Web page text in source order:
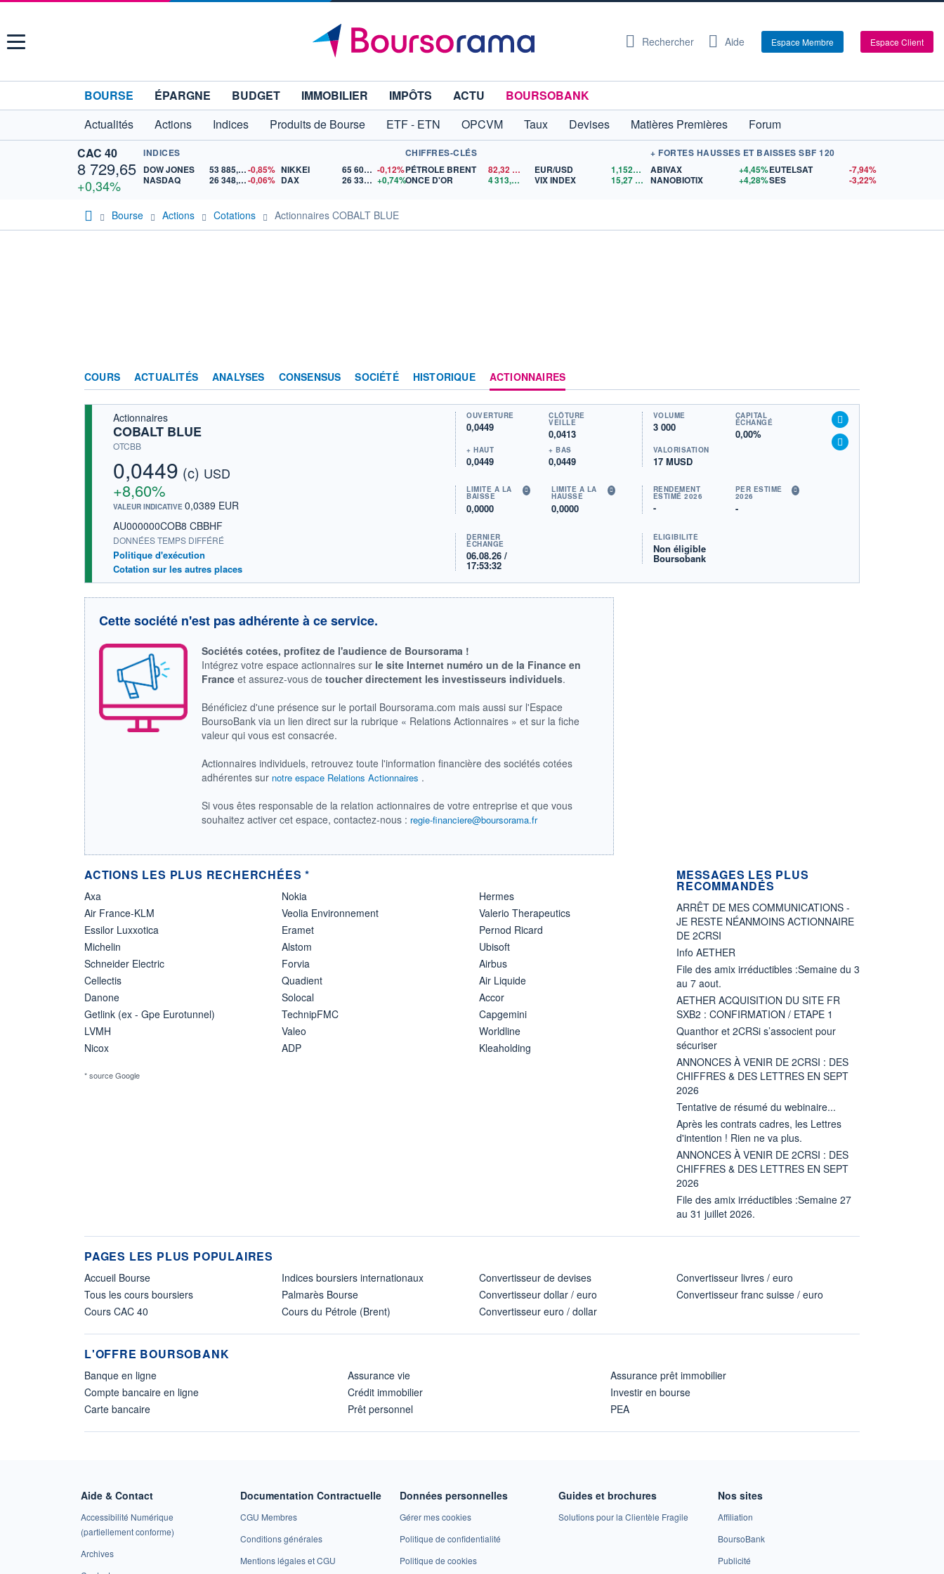
Menu Rechercher Aide Espace Membre Espace Client
BOURSE ÉPARGNE BUDGET IMMOBILIER IMPÔTS ACTU
BOURSOBANK
Actualités
Actions Indices Produits de Bourse ETF - ETN OPCVM Taux Devises Matières Premières
Forum
CAC 40
8 729,65
+0,34%
INDICES
DOW JONES
53 885,10-0,85%
NASDAQ
26 348,35-0,06%
NIKKEI 65 606,71 -0,12%
DAX
26 332,50 +0,74%
CHIFFRES-CLÉS
PÉTROLE BRENT
82,32
ONCE D'OR
4 313,66 $US
EUR/USD 1,1528$US
VIX INDEX
15,27$US
+ FORTES HAUSSES ET BAISSES SBF 120
ABIVAX
+4,45%
NANOBIOTIX
+4,28%
EUTELSAT
-7,94%
SES
-3,22%
Bourse Actions Cotations Actionnaires COBALT BLUE
COURS ACTUALITÉS ANALYSES CONSENSUS SOCIÉTÉ HISTORIQUE ACTIONNAIRES
Actionnaires
COBALT BLUE
OTCBB
0,0449 (c) USD
+8,60%
VALEUR INDICATIVE 0,0389 EUR
AU000000COB8 CBBHF
DONNÉES TEMPS DIFFÉRÉ
Politique d'exécution
Cotation sur les autres places
OUVERTURE
0,0449
CLÔTURE
VEILLE
0,0413
+ HAUT
0,0449
+ BAS
0,0449
VOLUME
3 000
CAPITAL
ÉCHANGÉ
0,00%
VALORISATION
17 MUSD
LIMITE À LA
BAISSE
0,0000
LIMITE À LA
HAUSSE
0,0000
RENDEMENT
ESTIMÉ 2026
-
PER ESTIMÉ
2026
-
DERNIER
ÉCHANGE
06.08.26 /
17:53:32
ÉLIGIBILITÉ
Non éligible
Boursobank
Cette société n'est pas adhérente à ce service.
Sociétés cotées, profitez de l'audience de Boursorama !
Intégrez votre espace actionnaires sur le site Internet numéro un de la Finance en
France et assurez-vous detoucher directement les investisseurs individuels.
Bénéficiez d'une présence sur le portail Boursorama.com mais aussi sur l'Espace
BoursoBank via un lien direct sur la rubrique « Relations Actionnaires » et sur la fiche
valeur qui vous est consacrée.
Actionnaires individuels, retrouvez toute l'information financière des sociétés cotées
adhérentes sur notre espace Relations Actionnaires .
Si vous êtes responsable de la relation actionnaires de votre entreprise et que vous
souhaitez activer cet espace, contactez-nous : regie-financiere@boursorama.fr
ACTIONS LES PLUS RECHERCHÉES *
Axa
Air France-KLM
Essilor Luxxotica
Michelin
Schneider Electric
Cellectis
Danone
Getlink (ex - Gpe Eurotunnel)
LVMH
Nicox
Nokia
Veolia Environnement
Eramet
Alstom
Forvia
Quadient
Solocal
TechnipFMC
Valeo
ADP
Hermes
Valerio Therapeutics
Pernod Ricard
Ubisoft
Airbus
Air Liquide
Accor
Capgemini
Worldline
Kleaholding
* source Google
MESSAGES LES PLUS
RECOMMANDÉS
ARRÊT DE MES COMMUNICATIONS -
JE RESTE NÉANMOINS ACTIONNAIRE
DE 2CRSI
Info AETHER
File des amix irréductibles :Semaine du 3
au 7 aout.
AETHER ACQUISITION DU SITE FR
SXB2 : CONFIRMATION / ETAPE 1
Quanthor et 2CRSi s’associent pour
sécuriser
ANNONCES À VENIR DE 2CRSI : DES
CHIFFRES & DES LETTRES EN SEPT
2026
Tentative de résumé du webinaire...
Après les contrats cadres, les Lettres
d'intention ! Rien ne va plus.
ANNONCES À VENIR DE 2CRSI : DES
CHIFFRES & DES LETTRES EN SEPT
2026
File des amix irréductibles :Semaine 27
au 31 juillet 2026.
PAGES LES PLUS POPULAIRES
Accueil Bourse
Tous les cours boursiers
Cours CAC 40
Indices boursiers internationaux
Palmarès Bourse
Cours du Pétrole (Brent)
Convertisseur de devises
Convertisseur dollar / euro
Convertisseur euro / dollar
Convertisseur livres / euro
Convertisseur franc suisse / euro
L'OFFRE BOURSOBANK
Banque en ligne
Compte bancaire en ligne
Carte bancaire
Assurance vie
Crédit immobilier
Prêt personnel
Assurance prêt immobilier
Investir en bourse
PEA
Aide & Contact
Accessibilité Numérique
(partiellement conforme)
Archives
Documentation Contractuelle
CGU Membres
Conditions générales
Mentions légales et CGU
Données personnelles
Gérer mes cookies
Politique de confidentialité
Politique de cookies
Guides et brochures
Solutions pour la Clientèle Fragile
Nos sites
Affiliation
BoursoBank
Publicité